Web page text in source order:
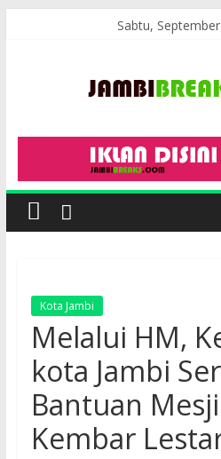
Sabtu,
Kota Jambi
Melalui HM,
kota Jambi
Bantuan
Kembar